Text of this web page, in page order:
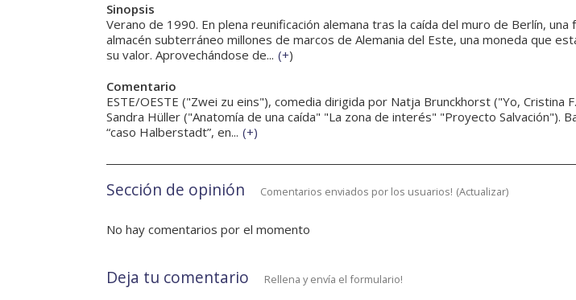
Sinopsis
Verano de 1990. En plena reunificación alemana tras la caída del muro de Berlín, una
almacén subterráneo millones de marcos de Alemania del Este, una moneda que
su valor. Aprovechándose de... (+)
Comentario
ESTE/OESTE ("Zwei zu eins"), comedia dirigida por Natja Brunckhorst ("Yo, Cristina
Sandra Hüller ("Anatomía de una caída" "La zona de interés" "Proyecto Salvación").
“caso Halberstadt”, en... (+)
Sección de opinión Comentarios enviados por los usuarios! (Actualizar)
No hay comentarios por el momento
Deja tu comentario Rellena y envía el formulario!